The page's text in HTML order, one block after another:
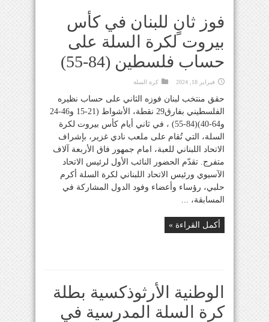
فوز ثانٍ للبنان في كأس
بيروت لكرة السلة على
حساب فلسطين (84-55)
فبراير 18, 2024 كرة السلة
حقق منتخب لبنان فوزه الثاني على حساب نظيره
الفلسطيني بفارق29 نقطة، الأشواط (21-15 و46-24
و64-40)(84-55) ، في ثاني أيام كأس بيروت لكرة
السلة، التي تُقام على ملعب نادي غزير، بإشراف
الاتحاد اللبناني للعبة، امام جمهور فاق الأربعة آلاف
متفرج. تقدّم الحضور النائب الأول لرئيس الاتحاد
الآسيوي ورئيس الاتحاد اللبناني لكرة السلة أكرم
حلبي، رؤساء وأعضاء وفود الدول المشاركة في
المسابقة، ...
أكمل القراءة »
الوطنية الأرثوذكسية بطلة
كرة السلة المدرسية في